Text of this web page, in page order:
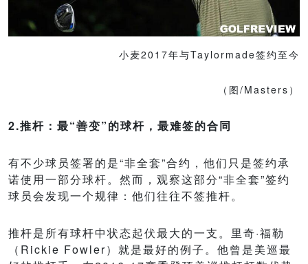
小麦2017年与Taylormade签约至今
（图/Masters）
2.推杆：最“善变”的球杆，最难签的合同
有不少球员签署的是“非全套”合约，他们只是签约承
诺使用一部分球杆。然而，观察这部分“非全套”签约
球员会发现一个规律：他们往往不签推杆。
推杆是所有球杆中状态起伏最大的一支。里奇·福勒
（Rickie Fowler）就是最好的例子。他曾是美巡最